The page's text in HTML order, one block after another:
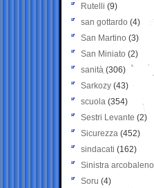
Rutelli (9)
san gottardo (4)
San Martino (3)
San Miniato (2)
sanità (306)
Sarkozy (43)
scuola (354)
Sestri Levante (2)
Sicurezza (452)
sindacati (162)
Sinistra arcobaleno
Soru (4)